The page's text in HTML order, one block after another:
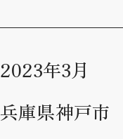
2023年3月
兵庫県神戸市